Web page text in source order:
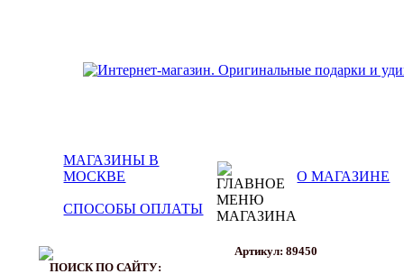
МАГАЗИНЫ В
МОСКВЕ
О МАГАЗИНЕ
СПОСОБЫ ОПЛАТЫ
ПОИСК ПО САЙТУ:
Артикул: 89450